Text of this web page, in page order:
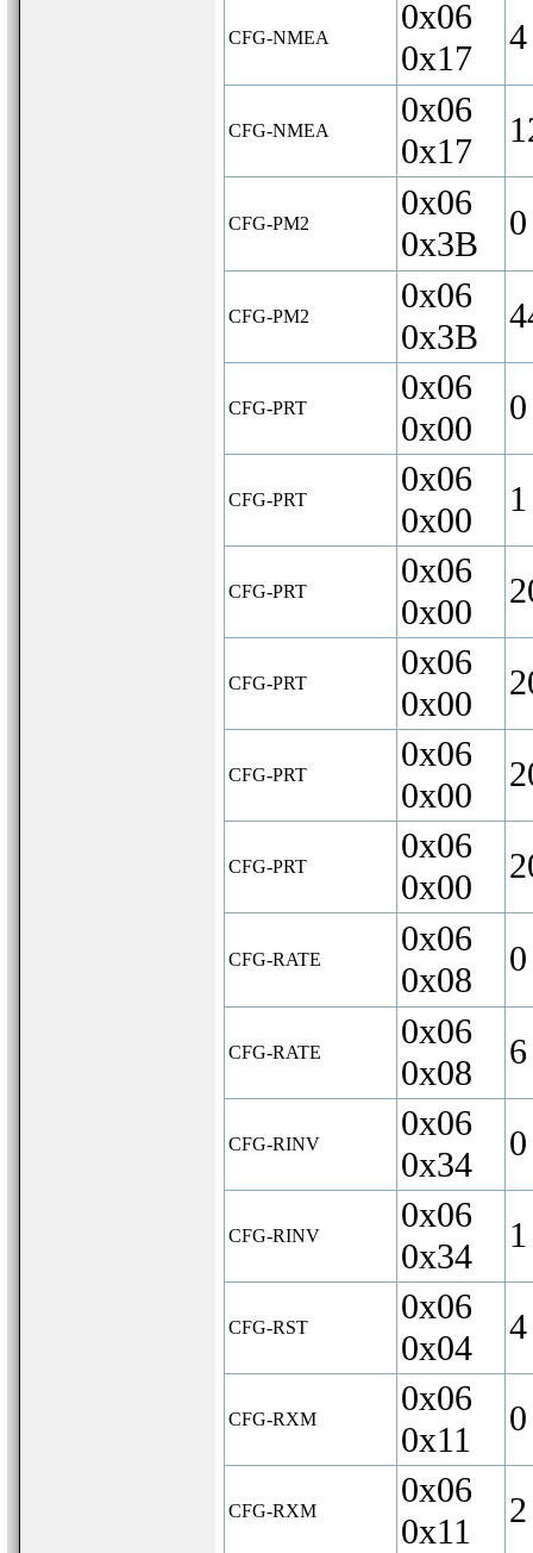
CFG-NMEA
0x06
0x17
4
CFG-NMEA
0x06
0x17
CFG-PM2
0x06
0x3B
0
CFG-PM2
0x06
0x3B
CFG-PRT
0x06
0x00
0
CFG-PRT
0x06
0x00
1
CFG-PRT
0x06
0x00
CFG-PRT
0x06
0x00
CFG-PRT
0x06
0x00
CFG-PRT
0x06
0x00
CFG-RATE
0x06
0x08
0
CFG-RATE
0x06
0x08
6
CFG-RINV
0x06
0x34
0
CFG-RINV
0x06
0x34
CFG-RST
0x06
0x04
4
CFG-RXM
0x06
0x11
0
CFG-RXM
0x06
0x11
2